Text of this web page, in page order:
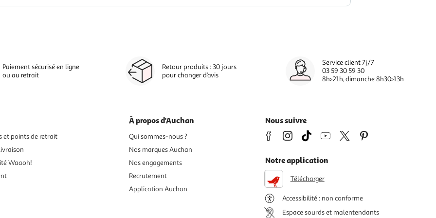
Paiement sécurisé en ligne
ou au retrait
Retour produits : 30 jours
pour changer d’avis
Service client 7j/7
03 59 30 59 30
8h>21h, dimanche 8h30>13h
et points de retrait
Waaoh!
À propos d'Auchan
Qui sommes-nous ?
Nos marques Auchan
Nos engagements
Recrutement
Application Auchan
Nous suivre
Notre application
Télécharger
Accessibilité : non conforme
Espace sourds et malentendants